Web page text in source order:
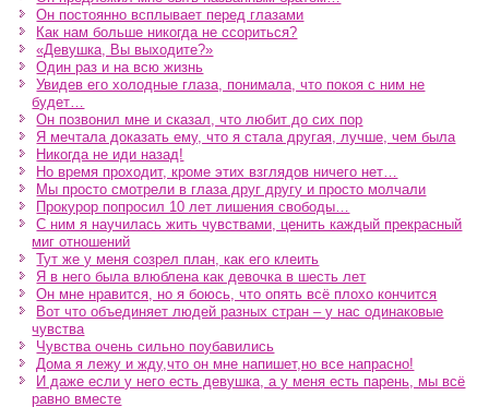
Он постоянно всплывает перед глазами
Как нам больше никогда не ссориться?
«Девушка, Вы выходите?»
Один раз и на всю жизнь
Увидев его холодные глаза, понимала, что покоя с ним не
будет…
Он позвонил мне и сказал, что любит до сих пор
Я мечтала доказать ему, что я стала другая, лучше, чем была
Никогда не иди назад!
Но время проходит, кроме этих взглядов ничего нет…
Мы просто смотрели в глаза друг другу и просто молчали
Прокурор попросил 10 лет лишения свободы…
С ним я научилась жить чувствами, ценить каждый прекрасный
миг отношений
Тут же у меня созрел план, как его клеить
Я в него была влюблена как девочка в шесть лет
Он мне нравится, но я боюсь, что опять всё плохо кончится
Вот что объединяет людей разных стран – у нас одинаковые
чувства
Чувства очень сильно поубавились
Дома я лежу и жду,что он мне напишет,но все напрасно!
И даже если у него есть девушка, а у меня есть парень, мы всё
равно вместе